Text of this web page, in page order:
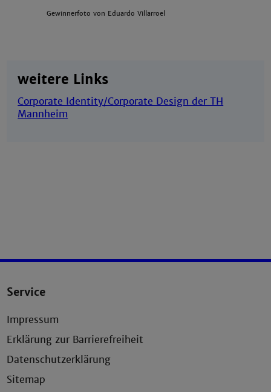
Gewinnerfoto von Eduardo Villarroel
weitere Links
Corporate Identity/Corporate Design der TH
Mannheim
Service
Impressum
Erklärung zur Barrierefreiheit
Datenschutzerklärung
Sitemap